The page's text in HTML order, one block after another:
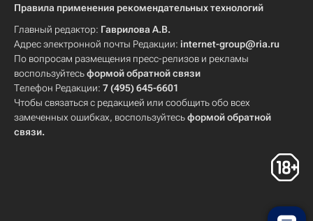
Правила применения рекомендательных технологий
Главный редактор: Гаврилова А.В.
Адрес электронной почты Редакции: internet-group@ria.ru
По вопросам размещения пресс-релизов и рекламы
воспользуйтесьформой обратной связи
Телефон Редакции: 7 (495) 645-6601
Чтобы связаться с редакцией или сообщить обо всех
замеченных ошибках, воспользуйтесьформой обратной
связи.